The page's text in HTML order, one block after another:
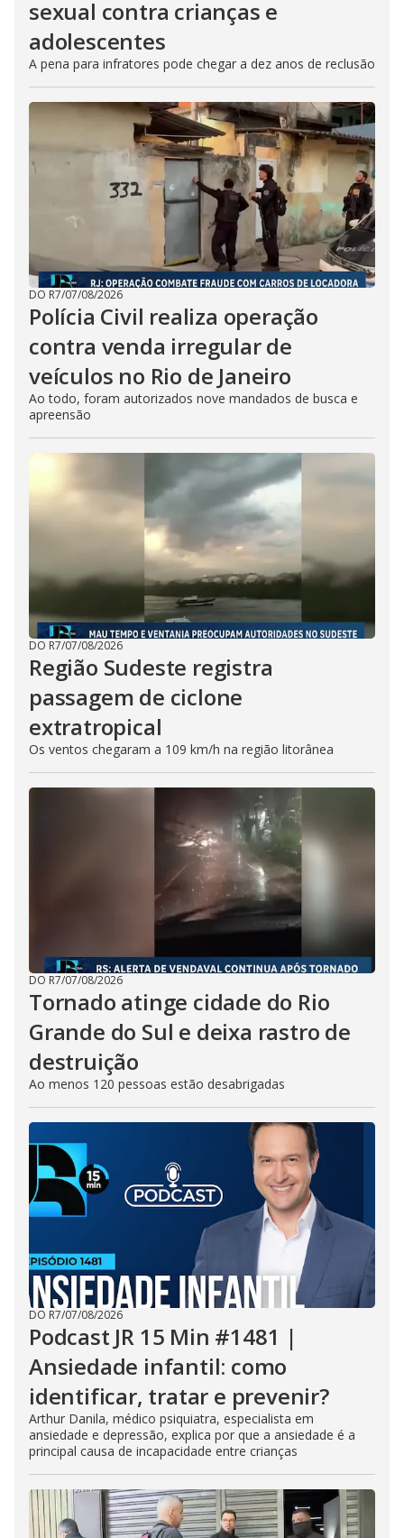
sexual contra crianças e
adolescentes
A pena para infratores pode chegar a dez anos de reclusão
DO R7/07/08/2026
Polícia Civil realiza operação
contra venda irregular de
veículos no Rio de Janeiro
Ao todo, foram autorizados nove mandados de busca e
apreensão
DO R7/07/08/2026
Região Sudeste registra
passagem de ciclone
extratropical
Os ventos chegaram a 109 km/h na região litorânea
DO R7/07/08/2026
Tornado atinge cidade do Rio
Grande do Sul e deixa rastro de
destruição
Ao menos 120 pessoas estão desabrigadas
DO R7/07/08/2026
Podcast JR 15 Min #1481 |
Ansiedade infantil: como
identificar, tratar e prevenir?
Arthur Danila, médico psiquiatra, especialista em
ansiedade e depressão, explica por que a ansiedade é a
principal causa de incapacidade entre crianças